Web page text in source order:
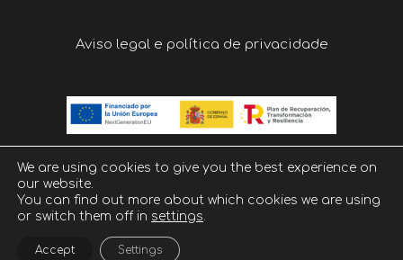
Aviso legal e política de privacidade
We are using cookies to give you the best experience on
our website.
You can find out more about which cookies we are using
or switch them off in settings.
Accept Settings